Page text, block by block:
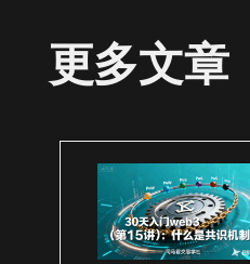
更多文章